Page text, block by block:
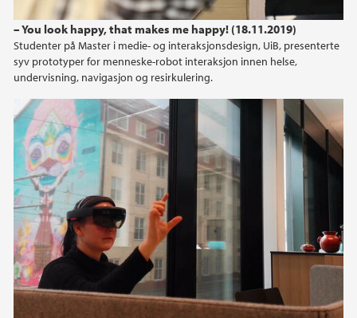
– You look happy, that makes me happy! (18.11.2019)
Studenter på Master i medie- og interaksjonsdesign, UiB, presenterte
syv prototyper for menneske-robot interaksjon innen helse,
undervisning, navigasjon og resirkulering.